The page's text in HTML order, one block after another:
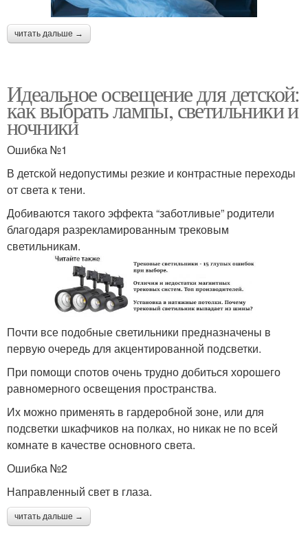
читать дальше →
Идеальное освещение для детской:
как выбрать лампы, светильники и
ночники
Ошибка №1
В детской недопустимы резкие и контрастные переходы
от света к тени.
Добиваются такого эффекта “заботливые” родители
благодаря разрекламированным трековым
светильникам.
Почти все подобные светильники предназначены в
первую очередь для акцентированной подсветки.
При помощи спотов очень трудно добиться хорошего
равномерного освещения пространства.
Их можно применять в гардеробной зоне, или для
подсветки шкафчиков на полках, но никак не по всей
комнате в качестве основного света.
Ошибка №2
Направленный свет в глаза.
читать дальше →